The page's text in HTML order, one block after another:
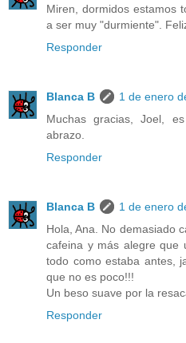
Miren, dormidos estamos
a ser muy "durmiente".
Responder
Blanca B
1 de enero
Muchas gracias, Joel,
abrazo.
Responder
Blanca B
1 de enero
Hola, Ana. No demasiado
cafeina y más alegre que
todo como estaba antes,
que no es poco!!!
Un beso suave por la
Responder